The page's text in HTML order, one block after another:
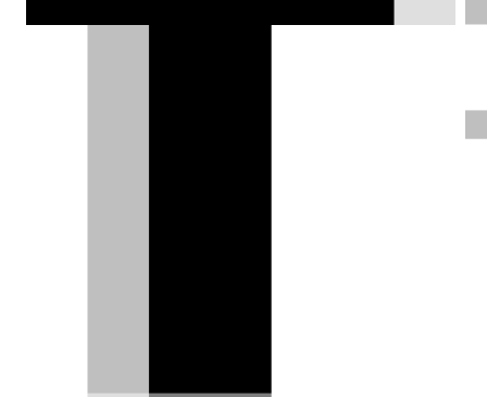
πρώτα με την Tesla για να το αγοράσει